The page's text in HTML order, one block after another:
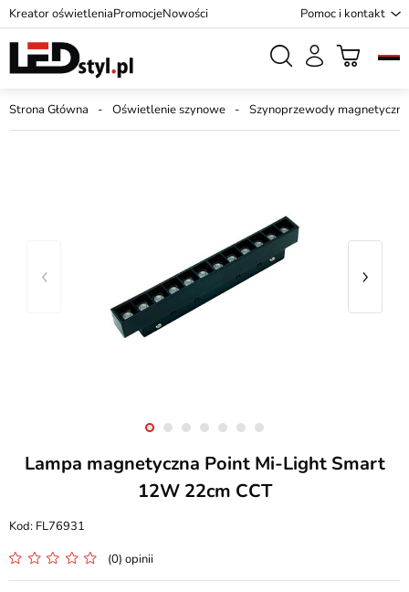
Kreator oświetleniaPromocjeNowości Pomoc i kontakt
Strona Główna Oświetlenie szynowe Szynoprzewody magnetyczne
Lampa magnetyczna Point Mi-Light Smart
12W 22cm CCT
FL76931
(0) opinii